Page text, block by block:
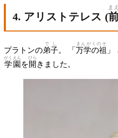
4. アリストテレス (
まえ
プラトンの弟子
でし
。 「 万学の祖
まんがくのそ
」
学園
がくえん
を開
ひら
きました。